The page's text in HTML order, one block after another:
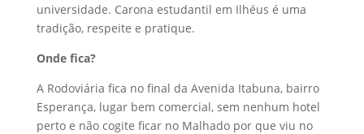
universidade. Carona estudantil em Ilhéus é uma
tradição, respeite e pratique.
Onde fica?
A Rodoviária fica no final da Avenida Itabuna, bairro
Esperança, lugar bem comercial, sem nenhum hotel
perto e não cogite ficar no Malhado por que viu no